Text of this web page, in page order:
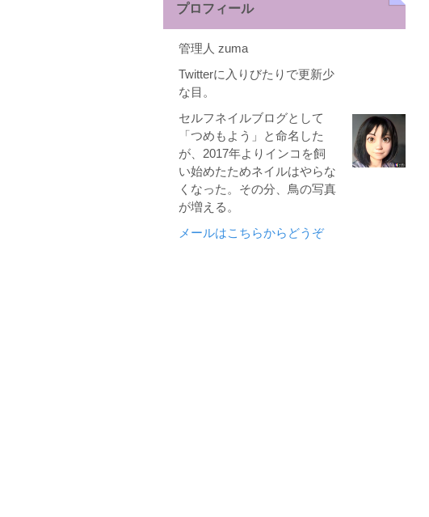
プロフィール
管理人 zuma
Twitterに入りびたりで更新少
な目。
セルフネイルブログとして
「つめもよう」と命名した
が、2017年よりインコを飼
い始めたためネイルはやらな
くなった。その分、鳥の写真
が増える。
メールはこちらからどうぞ